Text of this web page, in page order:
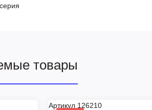
товары
Артикул 126210